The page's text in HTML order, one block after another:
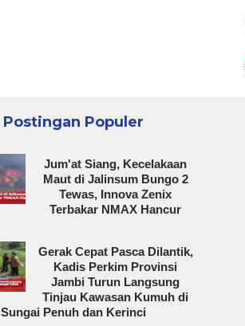
Postingan Populer
Jum'at Siang, Kecelakaan
Maut di Jalinsum Bungo 2
Tewas, Innova Zenix
Terbakar NMAX Hancur
Gerak Cepat Pasca Dilantik,
Kadis Perkim Provinsi
Jambi Turun Langsung
Tinjau Kawasan Kumuh di
Sungai Penuh dan Kerinci